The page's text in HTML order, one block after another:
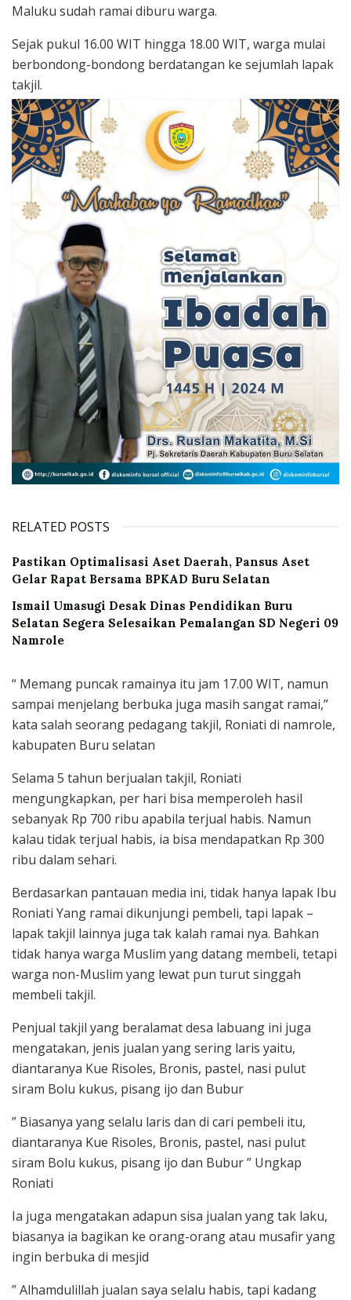
Maluku sudah ramai diburu warga.
Sejak pukul 16.00 WIT hingga 18.00 WIT, warga mulai
berbondong-bondong berdatangan ke sejumlah lapak
takjil.
RELATED POSTS
Pastikan Optimalisasi Aset Daerah, Pansus Aset
Gelar Rapat Bersama BPKAD Buru Selatan
Ismail Umasugi Desak Dinas Pendidikan Buru
Selatan Segera Selesaikan Pemalangan SD Negeri 09
Namrole
“ Memang puncak ramainya itu jam 17.00 WIT, namun
sampai menjelang berbuka juga masih sangat ramai,”
kata salah seorang pedagang takjil, Roniati di namrole,
kabupaten Buru selatan
Selama 5 tahun berjualan takjil, Roniati
mengungkapkan, per hari bisa memperoleh hasil
sebanyak Rp 700 ribu apabila terjual habis. Namun
kalau tidak terjual habis, ia bisa mendapatkan Rp 300
ribu dalam sehari.
Berdasarkan pantauan media ini, tidak hanya lapak Ibu
Roniati Yang ramai dikunjungi pembeli, tapi lapak –
lapak takjil lainnya juga tak kalah ramai nya. Bahkan
tidak hanya warga Muslim yang datang membeli, tetapi
warga non-Muslim yang lewat pun turut singgah
membeli takjil.
Penjual takjil yang beralamat desa labuang ini juga
mengatakan, jenis jualan yang sering laris yaitu,
diantaranya Kue Risoles, Bronis, pastel, nasi pulut
siram Bolu kukus, pisang ijo dan Bubur
” Biasanya yang selalu laris dan di cari pembeli itu,
diantaranya Kue Risoles, Bronis, pastel, nasi pulut
siram Bolu kukus, pisang ijo dan Bubur ” Ungkap
Roniati
Ia juga mengatakan adapun sisa jualan yang tak laku,
biasanya ia bagikan ke orang-orang atau musafir yang
ingin berbuka di mesjid
” Alhamdulillah jualan saya selalu habis, tapi kadang